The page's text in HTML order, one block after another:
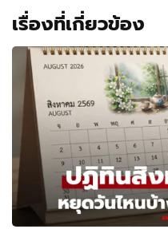
เรื่องที่เกี่ยวข้อง